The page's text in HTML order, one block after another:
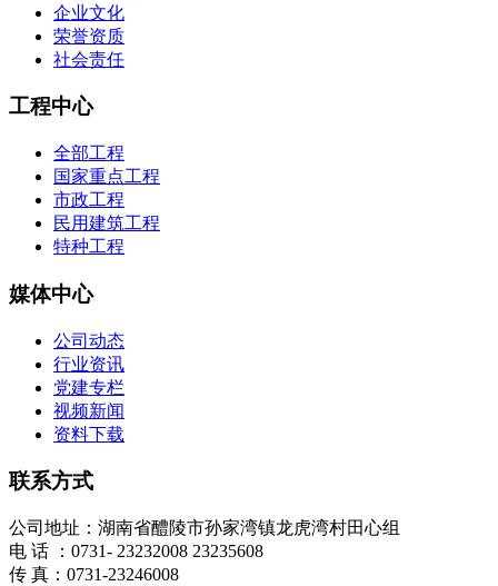
企业文化
荣誉资质
社会责任
工程中心
全部工程
国家重点工程
市政工程
民用建筑工程
特种工程
媒体中心
公司动态
行业资讯
党建专栏
视频新闻
资料下载
联系方式
公司地址：湖南省醴陵市孙家湾镇龙虎湾村田心组
电 话 ：0731- 23232008 23235608
传 真：0731-23246008